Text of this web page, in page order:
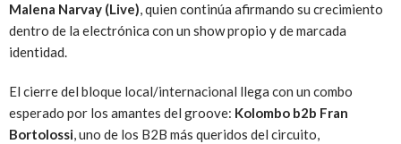
Malena Narvay (Live), quien continúa afirmando su crecimiento
dentro de la electrónica con un show propio y de marcada
identidad.
El cierre del bloque local/internacional llega con un combo
esperado por los amantes del groove: Kolombo b2b Fran
Bortolossi, uno de los B2B más queridos del circuito,